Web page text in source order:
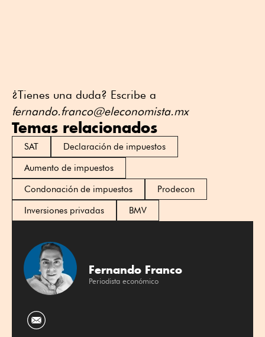
¿Tienes una duda? Escribe a
fernando.franco@eleconomista.mx
Temas relacionados
SAT
Declaración de impuestos
Aumento de impuestos
Condonación de impuestos
Prodecon
Inversiones privadas
BMV
Fernando Franco
Periodista económico